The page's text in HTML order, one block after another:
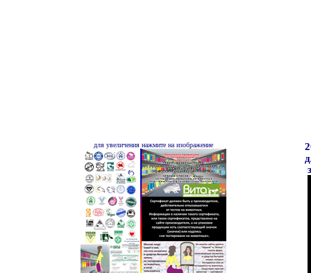
для увеличения нажмите на изображение